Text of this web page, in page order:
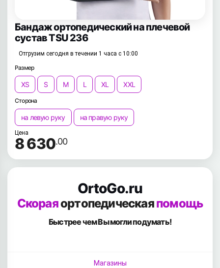
Бандаж ортопедический на плечевой
сустав TSU 236
Отгрузим сегодня в течении 1 часа с 10:00
Размер
XS S M L XL XXL
Сторона
на левую руку на правую руку
Цена
8 630.00
OrtoGo.ru
Скораяортопедическаяпомощь
Быстрее чем Вымогли подумать!
Магазины